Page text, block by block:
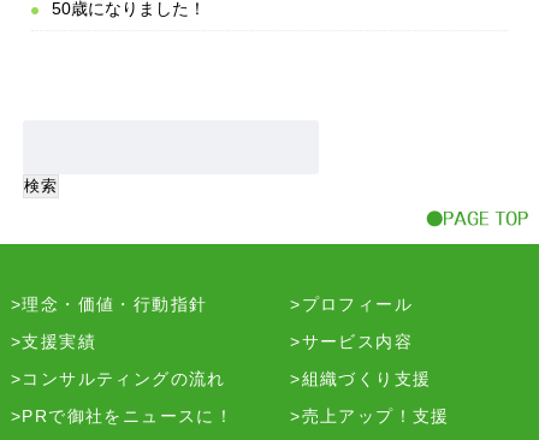
50歳になりました！
理念・価値・行動指針
プロフィール
支援実績
サービス内容
コンサルティングの流れ
組織づくり支援
PRで御社をニュースに！
売上アップ！支援